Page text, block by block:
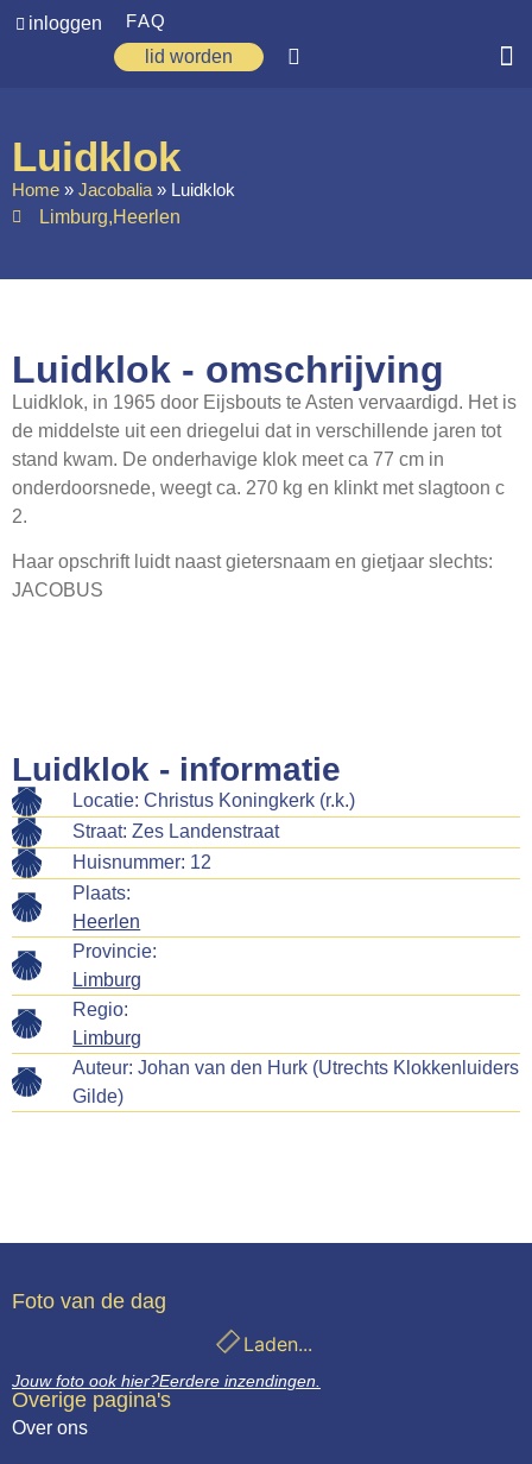
inloggen
FAQ
lid worden
Zoeken
Over ons
Ervaringen
Regio’s
Nieuws
Webshop
Contact
Luidklok
Home » Jacobalia » Luidklok
Limburg,Heerlen
Luidklok - omschrijving
Luidklok, in 1965 door Eijsbouts te Asten vervaardigd. Het is
de middelste uit een driegelui dat in verschillende jaren tot
stand kwam. De onderhavige klok meet ca 77 cm in
onderdoorsnede, weegt ca. 270 kg en klinkt met slagtoon c
2.
Haar opschrift luidt naast gietersnaam en gietjaar slechts:
JACOBUS
Luidklok - informatie
Locatie: Christus Koningkerk (r.k.)
Straat: Zes Landenstraat
Huisnummer: 12
Plaats:
Heerlen
Provincie:
Limburg
Regio:
Limburg
Auteur:Johan van den Hurk (Utrechts Klokkenluiders
Gilde)
Foto van de dag
Laden...
Jouw foto ook hier?Eerdere inzendingen.
Overige pagina's
Over ons